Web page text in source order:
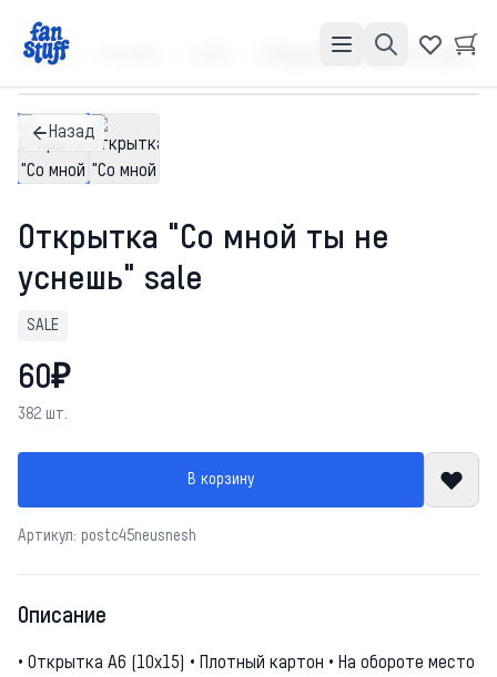
Главная Открытка "Со мной ты не уснешь" sale
Назад
Открытка "Со мной ты не
уснешь" sale
SALE
60₽
382 шт.
В корзину
Артикул: postc45neusnesh
Описание
• Открытка А6 (10х15) • Плотный картон • На обороте место